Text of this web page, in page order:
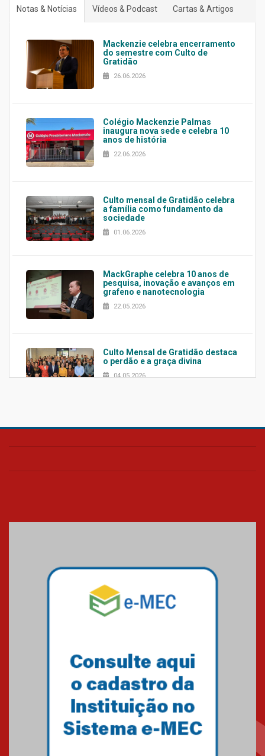
Notas & Notícias Vídeos & Podcast Cartas & Artigos
Mackenzie celebra encerramento
do semestre com Culto de
Gratidão
26.06.2026
Colégio Mackenzie Palmas
inaugura nova sede e celebra 10
anos de história
22.06.2026
Culto mensal de Gratidão celebra
a família como fundamento da
sociedade
01.06.2026
MackGraphe celebra 10 anos de
pesquisa, inovação e avanços em
grafeno e nanotecnologia
22.05.2026
Culto Mensal de Gratidão destaca
o perdão e a graça divina
04.05.2026
Confira como foi o culto mensal
Mackenzie mobiliza campanha
solidária para apoiar famílias em
Minas Gerais
Primeiro culto do ano ressalta o
27.02.2026